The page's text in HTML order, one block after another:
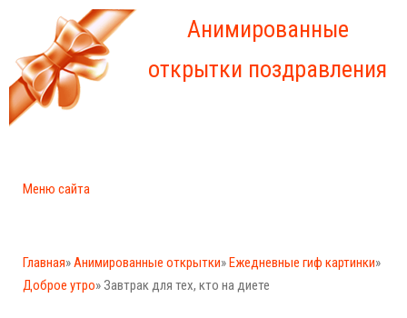
Анимированные
открытки поздравления
Меню сайта
Главная»Анимированные открытки»Ежедневные гиф картинки»
Доброе утро» Завтрак для тех, кто на диете